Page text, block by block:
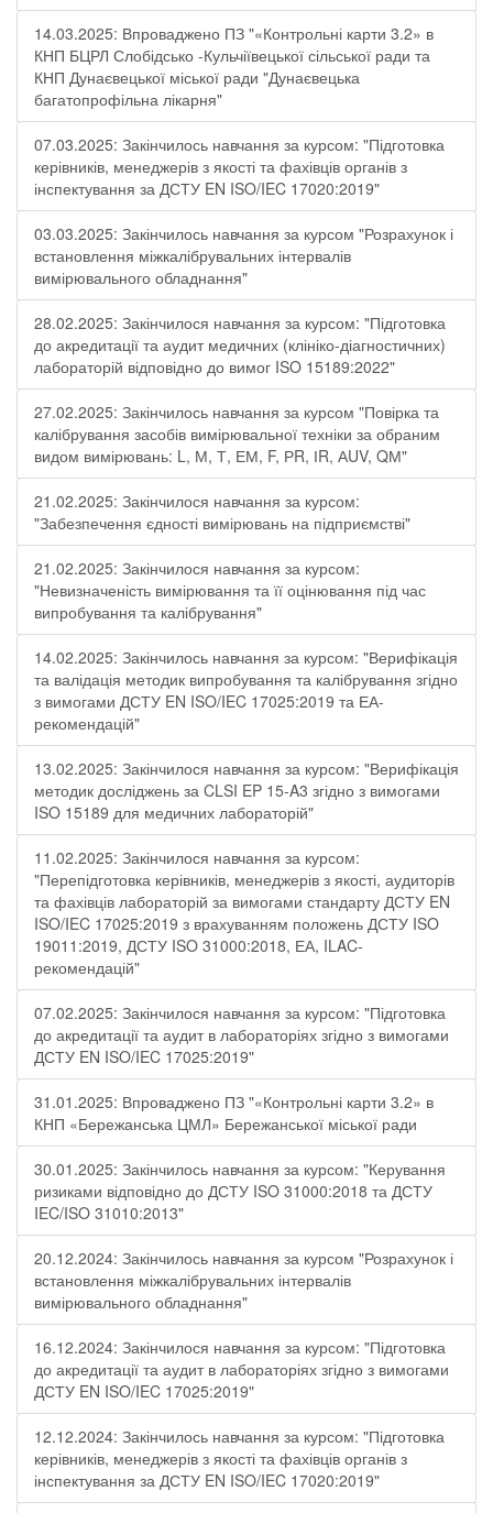
14.03.2025: Впроваджено ПЗ "«Контрольні карти 3.2» в
КНП БЦРЛ Слобідсько -Кульчіївецької сільської ради та
КНП Дунаєвецької міської ради "Дунаєвецька
багатопрофільна лікарня"
07.03.2025: Закінчилось навчання за курсом: "Підготовка
керівників, менеджерів з якості та фахівців органів з
інспектування за ДСТУ EN ISO/IEC 17020:2019"
03.03.2025: Закінчилось навчання за курсом "Розрахунок і
встановлення міжкалібрувальних інтервалів
вимірювального обладнання"
28.02.2025: Закінчилося навчання за курсом: "Підготовка
до акредитації та аудит медичних (клініко-діагностичних)
лабораторій відповідно до вимог ISO 15189:2022"
27.02.2025: Закінчилось навчання за курсом "Повірка та
калібрування засобів вимірювальної техніки за обраним
видом вимірювань: L, М, Т, ЕМ, F, РR, ІR, АUV, QМ"
21.02.2025: Закінчилося навчання за курсом:
"Забезпечення єдності вимірювань на підприємстві"
21.02.2025: Закінчилося навчання за курсом:
"Невизначеність вимірювання та її оцінювання під час
випробування та калібрування"
14.02.2025: Закінчилось навчання за курсом: "Верифікація
та валідація методик випробування та калібрування згідно
з вимогами ДСТУ EN ISO/IEC 17025:2019 та ЕА-
рекомендацій"
13.02.2025: Закінчилося навчання за курсом: "Верифікація
методик досліджень за CLSI EP 15-A3 згідно з вимогами
ISO 15189 для медичних лабораторій"
11.02.2025: Закінчилося навчання за курсом:
"Перепідготовка керівників, менеджерів з якості, аудиторів
та фахівців лабораторій за вимогами стандарту ДСТУ EN
ISO/IEC 17025:2019 з врахуванням положень ДСТУ ISO
19011:2019, ДСТУ ISO 31000:2018, ЕА, ILAC-
рекомендацій"
07.02.2025: Закінчилося навчання за курсом: "Підготовка
до акредитації та аудит в лабораторіях згідно з вимогами
ДСТУ EN ISO/IEC 17025:2019"
31.01.2025: Впроваджено ПЗ "«Контрольні карти 3.2» в
КНП «Бережанська ЦМЛ» Бережанської міської ради
30.01.2025: Закінчилось навчання за курсом: "Керування
ризиками відповідно до ДСТУ ISO 31000:2018 та ДСТУ
IEC/ISO 31010:2013"
20.12.2024: Закінчилось навчання за курсом "Розрахунок і
встановлення міжкалібрувальних інтервалів
вимірювального обладнання"
16.12.2024: Закінчилося навчання за курсом: "Підготовка
до акредитації та аудит в лабораторіях згідно з вимогами
ДСТУ EN ISO/IEC 17025:2019"
12.12.2024: Закінчилось навчання за курсом: "Підготовка
керівників, менеджерів з якості та фахівців органів з
інспектування за ДСТУ EN ISO/IEC 17020:2019"